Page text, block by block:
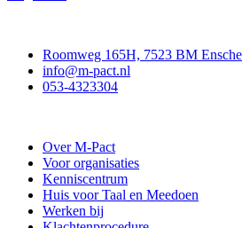
Roomweg 165H, 7523 BM
info@m-pact.nl
053-4323304
Over M-Pact
Voor organisaties
Kenniscentrum
Huis voor Taal en Meedoen
Werken bij